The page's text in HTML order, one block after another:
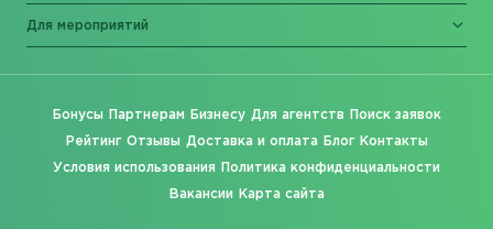
Для мероприятий
Бонусы Партнерам Бизнесу Для агентств Поиск заявок
Рейтинг Отзывы Доставка и оплата Блог Контакты
Условия использования Политика конфиденциальности
Вакансии Карта сайта